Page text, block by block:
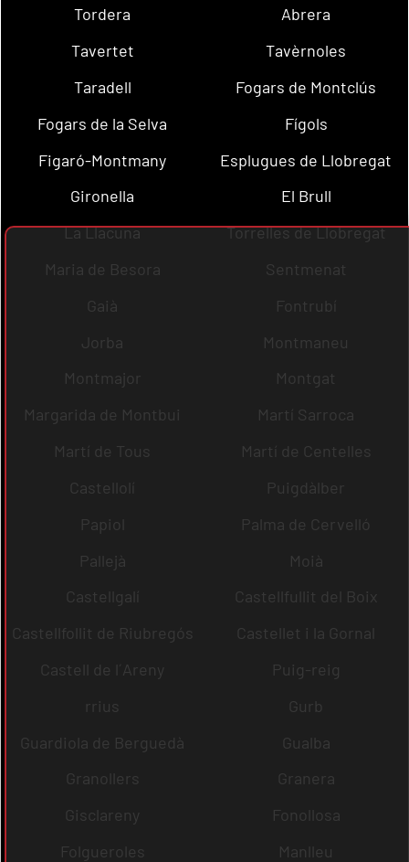
Tordera
Abrera
Tavertet
Tavèrnoles
Taradell
Fogars de Montclús
Fogars de la Selva
Fígols
Figaró-Montmany
Esplugues de Llobregat
Gironella
El Brull
La Llacuna
Torrelles de Llobregat
Maria de Besora
Sentmenat
Gaià
Fontrubí
Jorba
Montmaneu
Montmajor
Montgat
Margarida de Montbui
Martí Sarroca
Martí de Tous
Martí de Centelles
Castellolí
Puigdàlber
Papiol
Palma de Cervelló
Pallejà
Moià
Castellgalí
Castellfullit del Boix
Castellfollit de Riubregós
Castellet i la Gornal
Castell de l´Areny
Puig-reig
rrius
Gurb
Guardiola de Berguedà
Gualba
Granollers
Granera
Gisclareny
Fonollosa
Folgueroles
Manlleu